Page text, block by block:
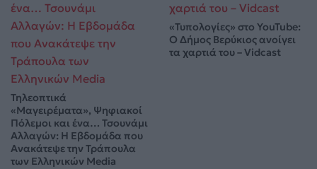
Τηλεοπτικά
«Μαγειρέματα», Ψηφιακοί
Πόλεμοι και ένα… Τσουνάμι
Αλλαγών: Η Εβδομάδα που
Ανακάτεψε την Τράπουλα
των Ελληνικών Media
«Τυπολογίες» στο YouTube:
Ο Δήμος Βερύκιος ανοίγει
τα χαρτιά του – Vidcast